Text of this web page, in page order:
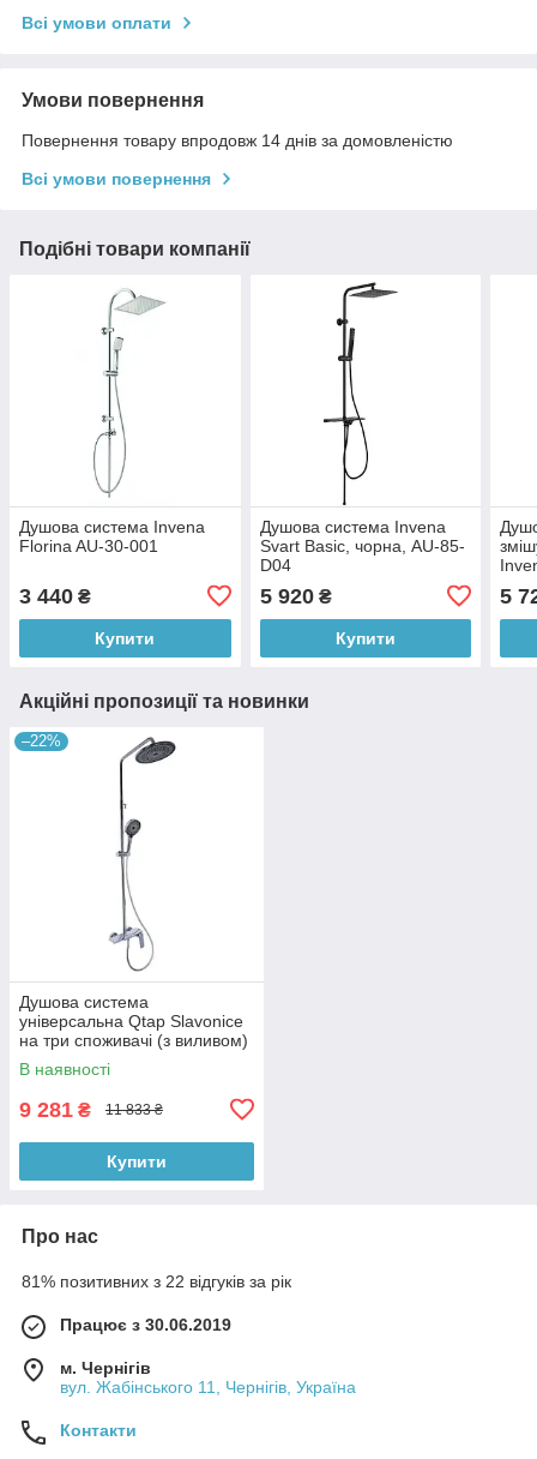
Всі умови оплати
Умови повернення
Повернення товару впродовж 14 днів за домовленістю
Всі умови повернення
Подібні товари компанії
Душова система Invena
Florina AU-30-001
3 440 ₴
Купити
Душова система Invena
Svart Basic, чорна, AU-85-
D04
5 920₴
Купити
5
Акційні пропозиції та новинки
–22%
Душова система
універсальна Qtap Slavonice
на три споживачі (з виливом)
QTSLA111CRM45904 Chrome
В наявності
9 281 ₴ 11 833 ₴
Купити
Про нас
81% позитивних з 22 відгуків за рік
Працює з 30.06.2019
м. Чернігів
вул. Жабінського 11, Чернігів, Україна
Контакти